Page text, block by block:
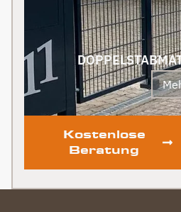
Kostenlose
Beratung